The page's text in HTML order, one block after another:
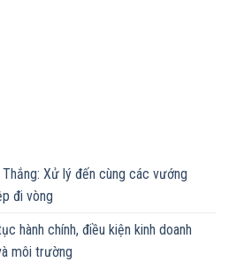
Xử lý đến cùng các vướng
đi vòng
hành chính, điều kiện kinh doanh
môi trường